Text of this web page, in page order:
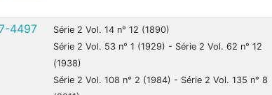
4497
Série 2 Vol. 14 n° 12 (1890)
Série 2 Vol. 53 n° 1 (1929) - Série 2 Vol. 62 n° 12
(1938)
Série 2 Vol. 108 n° 2 (1984) - Série 2 Vol. 135 n° 8